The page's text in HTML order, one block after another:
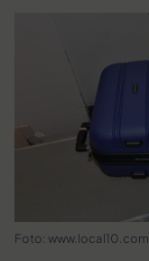
Foto: www.local10.com